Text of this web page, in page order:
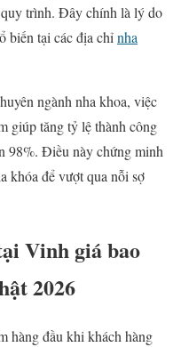
trình. Đây chính là lý do
biến tại các địa chỉnha
ngành nha khoa, việc
giúp tăng tỷ lệ thành công
98%. Điều này chứng minh
khóa để vượt qua nỗi sợ
Vinh giá bao
2026
hàng đầu khi khách hàng